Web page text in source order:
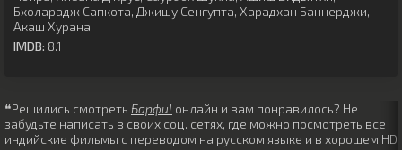
Бхоларадж Сапкота, Джишу Сенгупта, Харадхан Баннерджи,
Акаш Хурана
IMDB: 8.1
❝Решились смотреть Барфи! онлайн и вам понравилось? Не
забудьте написать в своих соц. сетях, где можно посмотреть все
индийские фильмы с переводом на русском языке и в хорошем HD